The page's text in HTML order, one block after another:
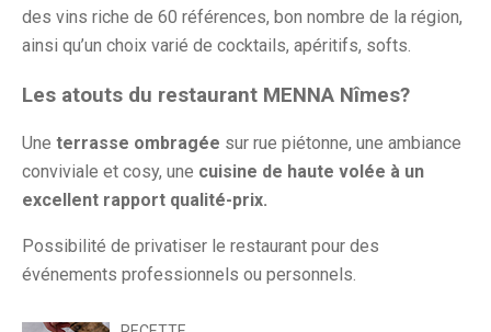
des vins riche de 60 références, bon nombre de la région,
ainsi qu’un choix varié de cocktails, apéritifs, softs.
Les atouts du restaurant MENNA Nîmes?
Une terrasse ombragée sur rue piétonne, une ambiance
conviviale et cosy, une cuisine de haute volée à un
excellent rapport qualité-prix.
Possibilité de privatiser le restaurant pour des
événements professionnels ou personnels.